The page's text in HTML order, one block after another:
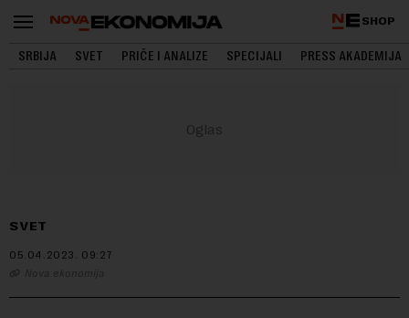
SHOP
SRBIJA SVET PRIČE I ANALIZE SPECIJALI PRESS AKADEMIJA
SVET
05.04.2023. 09:27
Nova ekonomija